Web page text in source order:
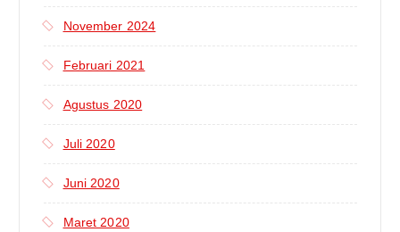
November 2024
Februari 2021
Agustus 2020
Juli 2020
Juni 2020
Maret 2020